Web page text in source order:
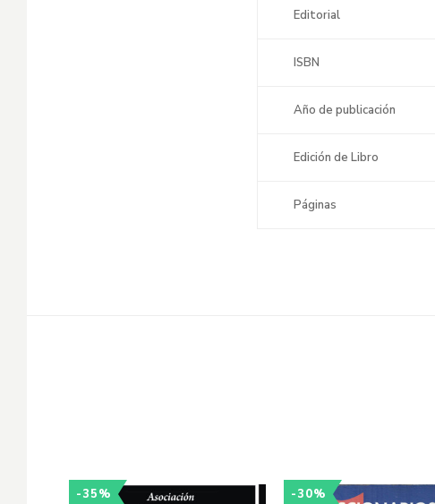
Editorial
ISBN
Año de publicación
Edición de Libro
Páginas
-35% -30%